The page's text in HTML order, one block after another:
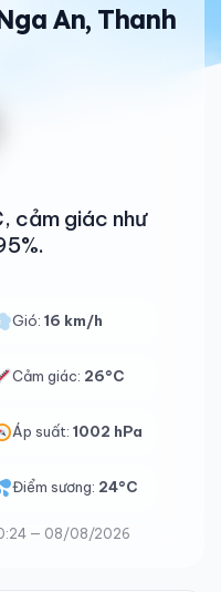
An, Thanh
cảm giác như
Gió:16 km/h
Cảm giác: 26°C
Áp suất:1002 hPa
Điểm sương: 24°C
— 08/08/2026